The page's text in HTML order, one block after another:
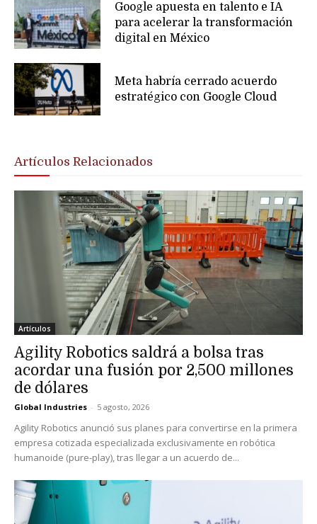
Google apuesta en talento e IA
para acelerar la transformación
digital en México
Meta habría cerrado acuerdo
estratégico con Google Cloud
Artículos Relacionados
Artículos
Agility Robotics saldrá a bolsa tras
acordar una fusión por 2,500 millones
de dólares
Global Industries - 5 agosto, 2026
Agility Robotics anunció sus planes para convertirse en la primera
empresa cotizada especializada exclusivamente en robótica
humanoide (pure-play), tras llegar a un acuerdo de...